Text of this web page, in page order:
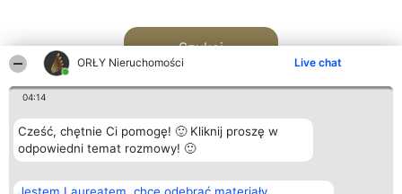
ORŁY Nieruchomości Live chat
04:14
Cześć, chętnie Ci pomogę! 🙂 Kliknij proszę w
odpowiedni temat rozmowy! 🙂
Szukaj
Organizator plebiscytu Plebiscyt Kontakt